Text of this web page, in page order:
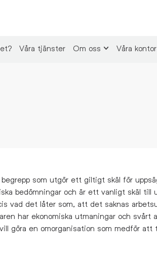
Våra tjänster Om oss Våra kontor
som utgör ett giltigt skäl för
bedömningaroch är ett vanligt skäl till
vad det låter som, att det saknas
har ekonomiska utmaningar och svårt
göra en omorganisation som medför att